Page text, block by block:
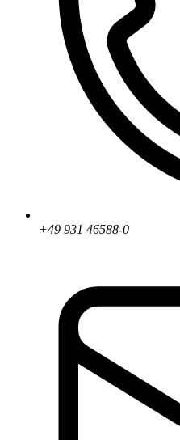
+49 931 46588-0